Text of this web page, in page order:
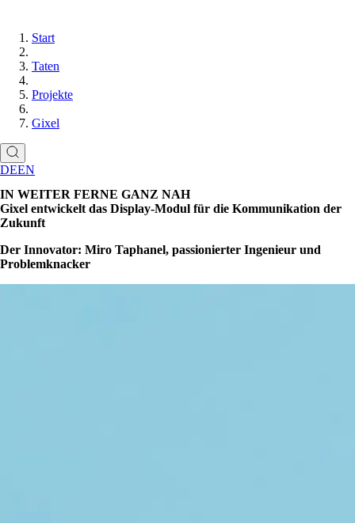
Start
Taten
Projekte
Gixel
DEEN
IN WEITER FERNE GANZ NAH
Gixel entwickelt das Display-Modul für die Kommunikation der
Zukunft
Der Innovator: Miro Taphanel, passionierter Ingenieur und
Problemknacker